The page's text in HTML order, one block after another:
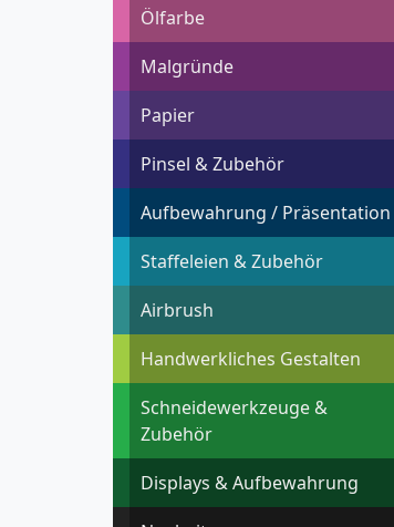
Ölfarbe
Malgründe
Papier
Pinsel & Zubehör
Aufbewahrung / Präsentation
Staffeleien & Zubehör
Airbrush
Handwerkliches Gestalten
Schneidewerkzeuge &
Zubehör
Displays & Aufbewahrung